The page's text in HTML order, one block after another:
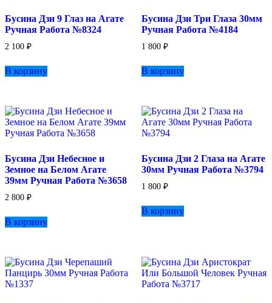
Бусина Дзи 9 Глаз на Агате
Ручная Работа №8324
2 100 ₽
В корзину
Бусина Дзи Три Глаза 30мм
Ручная Работа №4184
1 800 ₽
В корзину
Бусина Дзи Небесное и
Земное на Белом Агате
39мм Ручная Работа №3658
2 800 ₽
В корзину
Бусина Дзи 2 Глаза на Агате
30мм Ручная Работа №3794
1 800 ₽
В корзину